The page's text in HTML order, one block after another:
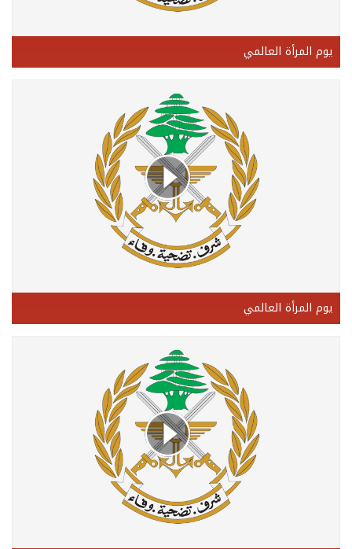
يوم المرأة العالمي
يوم المرأة العالمي